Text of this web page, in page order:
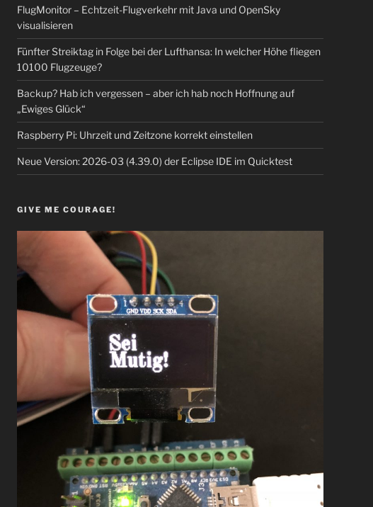
FlugMonitor – Echtzeit-Flugverkehr mit Java und OpenSky
visualisieren
Fünfter Streiktag in Folge bei der Lufthansa: In welcher Höhe fliegen
10100 Flugzeuge?
Backup? Hab ich vergessen – aber ich hab noch Hoffnung auf
„Ewiges Glück“
Raspberry Pi: Uhrzeit und Zeitzone korrekt einstellen
Neue Version: 2026-03 (4.39.0) der Eclipse IDE im Quicktest
GIVE ME COURAGE!